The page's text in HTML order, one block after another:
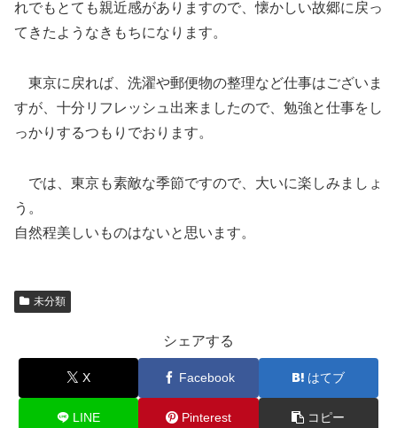
れでもとても親近感がありますので、懐かしい故郷に戻っ
てきたようなきもちになります。
東京に戻れば、洗濯や郵便物の整理など仕事はございま
すが、十分リフレッシュ出来ましたので、勉強と仕事をし
っかりするつもりでおります。
では、東京も素敵な季節ですので、大いに楽しみましょ
う。
自然程美しいものはないと思います。
未分類
シェアする
X Facebook はてブ
LINE Pinterest コピー